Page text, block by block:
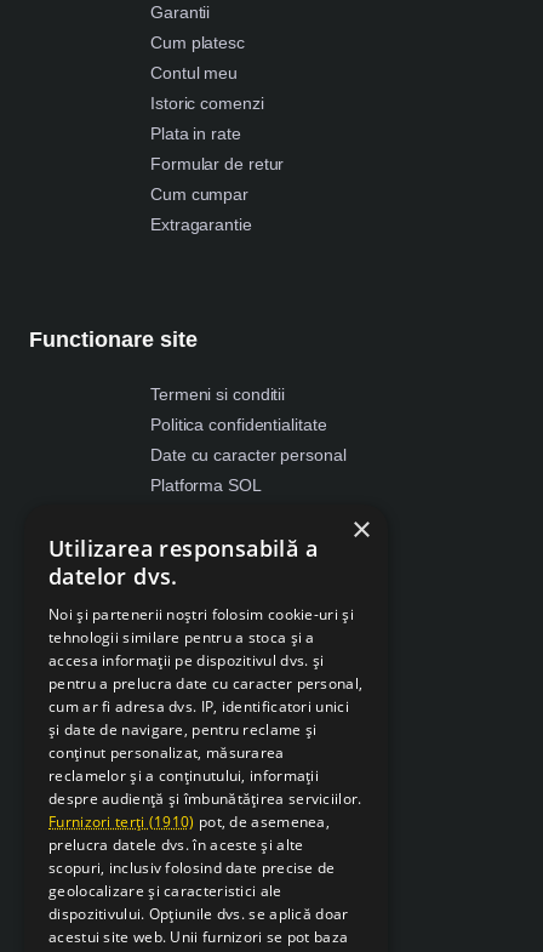
Garantii
Cum platesc
Contul meu
Istoric comenzi
Plata in rate
Formular de retur
Cum cumpar
Extragarantie
Functionare site
Termeni si conditii
Politica confidentialitate
Date cu caracter personal
Platforma SOL
Despre Cookies
Retragere din contract
×
Utilizarea responsabilă a
datelor dvs.
Noi și partenerii noștri folosim cookie-uri și
tehnologii similare pentru a stoca și a
accesa informații pe dispozitivul dvs. și
pentru a prelucra date cu caracter personal,
cum ar fi adresa dvs. IP, identificatori unici
și date de navigare, pentru reclame și
conținut personalizat, măsurarea
reclamelor și a conținutului, informații
despre audiență și îmbunătățirea serviciilor.
Furnizori terți (1910) pot, de asemenea,
prelucra datele dvs. în aceste și alte
scopuri, inclusiv folosind date precise de
geolocalizare și caracteristici ale
dispozitivului. Opțiunile dvs. se aplică doar
acestui site web. Unii furnizori se pot baza